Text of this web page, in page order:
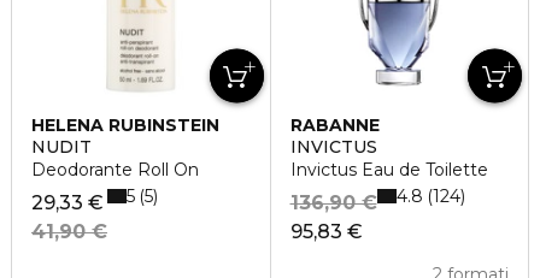
HELENA RUBINSTEIN
NUDIT
Deodorante Roll On
29,33 €
41,90 €
5 5
RABANNE
INVICTUS
Invictus Eau de Toilette
95,83 €
136,90 € 4.8 124